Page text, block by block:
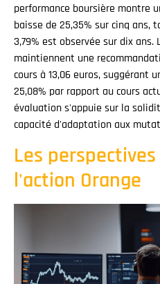
performance boursière montre
baisse de 25,35% sur cinq ans,
3,79% est observée sur dix ans.
maintiennent une
cours à 13,06 euros, suggérant
25,08% par rapport au cours
évaluation s'appuie sur la
capacité d'adaptation aux
Les
l'action Orange